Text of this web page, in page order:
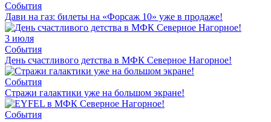
События
Дави на газ: билеты на «Форсаж 10» уже в продаже!
3 июля
События
День счастливого детства в МФК Северное Нагорное!
События
Стражи галактики уже на большом экране!
События